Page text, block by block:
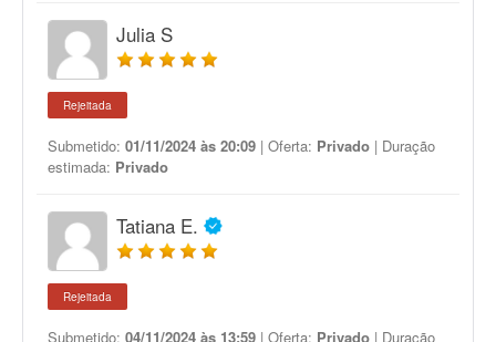
Julia S
Rejeitada
Submetido: 01/11/2024 às 20:09 | Oferta: Privado | Duração
estimada: Privado
Tatiana E.
Rejeitada
Submetido: 04/11/2024 às 13:59 | Oferta: Privado | Duração